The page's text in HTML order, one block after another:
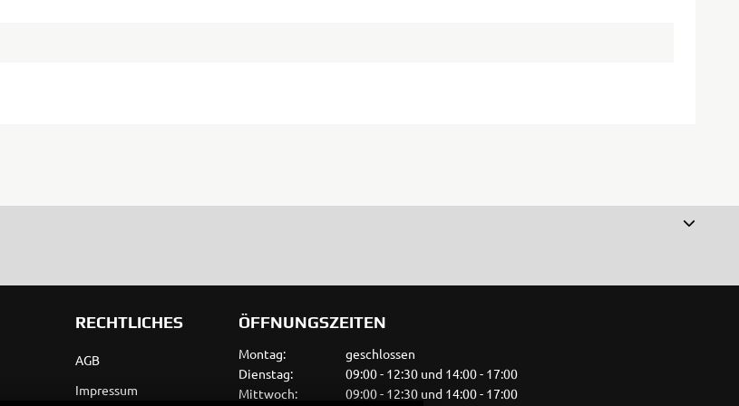
RECHTLICHES
AGB
Impressum
ÖFFNUNGSZEITEN
Montag:
geschlossen
Dienstag:
09:00 - 12:30 und 14:00 - 17:00
Mittwoch:
09:00 - 12:30 und 14:00 - 17:00